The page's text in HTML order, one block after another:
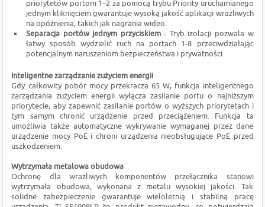
priorytetów portom 1–2 za pomocą trybu Priority uruchamianego
jednym kliknięciem gwarantuje wysoką jakość aplikacji wrażliwych
na opóźnienia, takich jak nagrania wideo.
Separacja portów jednym przyciskiem- Tryb izolacji pozwala w
łatwy sposób wydzielić ruch na portach 1-8 przeciwdziałając
potencjalnym naruszeniom bezpieczeństwa i prywatności.
Inteligentne zarządzanie zużyciem energii
Gdy całkowity pobór mocy przekracza 65 W, funkcja inteligentnego
zarządzania zużyciem energii wyłącza zasilanie portu o najniższym
priorytecie, aby zapewnić zasilanie portów o wyższych priorytetach i
tym samym chronić urządzenie przed przeciążeniem. Funkcja ta
umożliwia także automatyczne wykrywanie wymaganej przez dane
urządzenie mocy PoE i chroni urządzenia nieobsługujące PoE przed
uszkodzeniem.
Wytrzymała metalowa obudowa
Ochronę dla wrażliwych komponentów przełącznika stanowi
wytrzymała obudowa, wykonana z metalu wysokiej jakości. Tak
solidne zabezpieczenie gwarantuje wieloletnią i stabilną pracę